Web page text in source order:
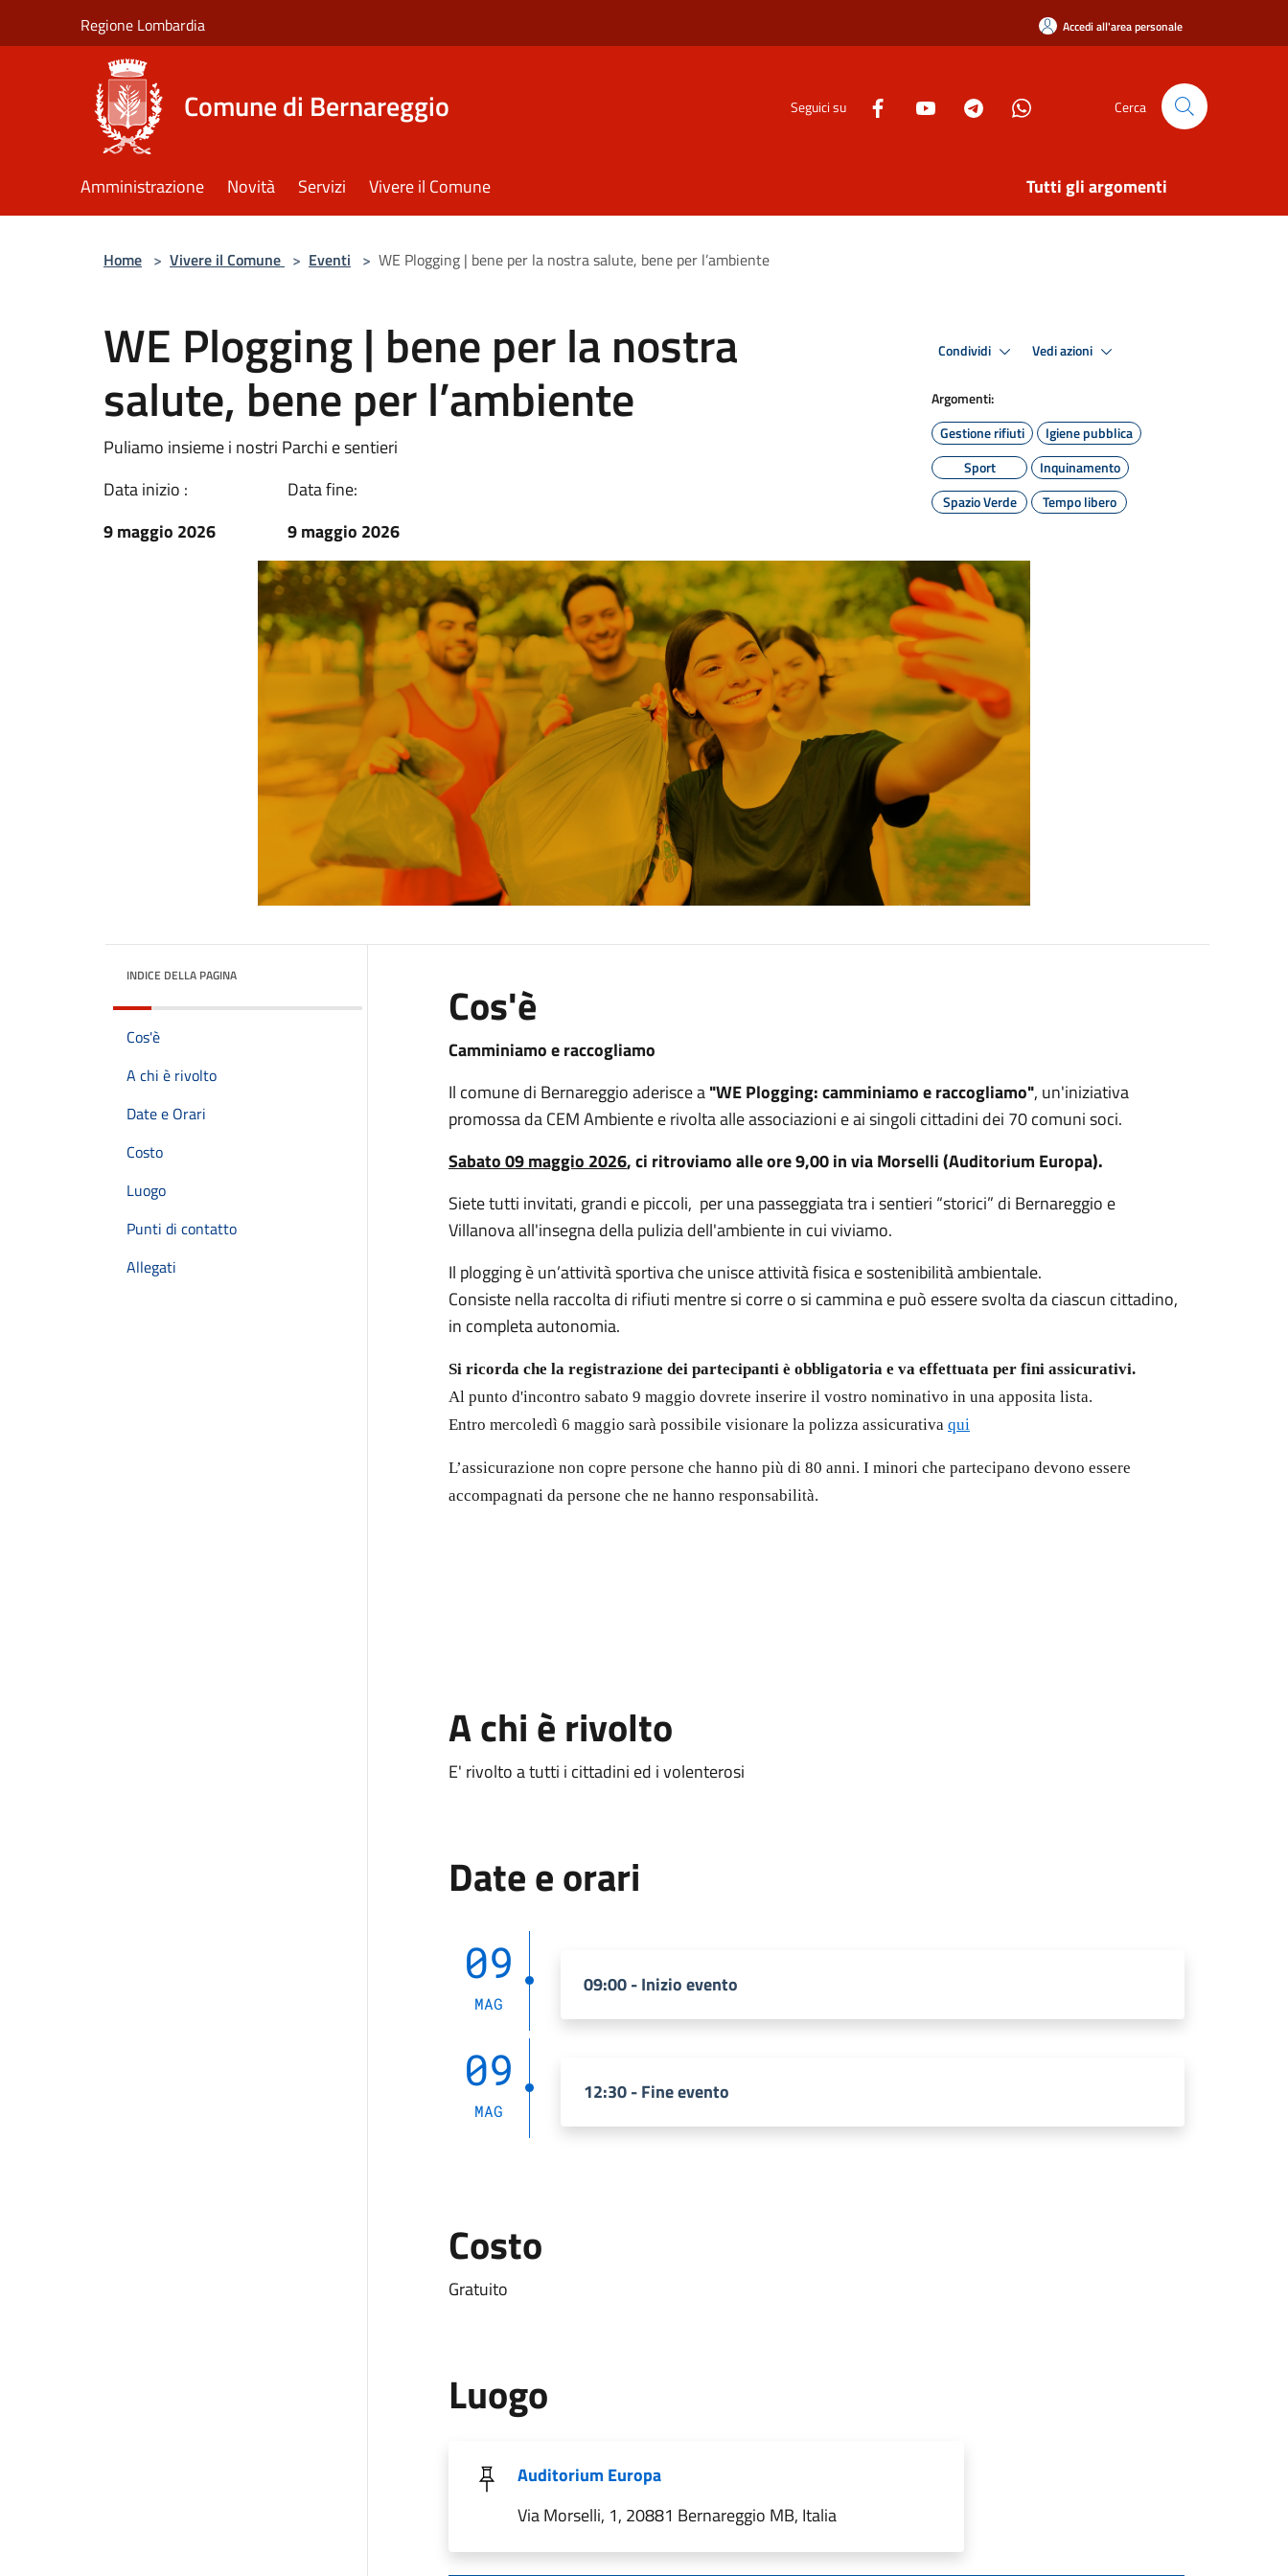
Regione Lombardia Accedi all'area personale
Comune di Bernareggio Seguici su Cerca
Amministrazione Novità Servizi Vivere il Comune Tutti gli argomenti
Home > Vivere il Comune > Eventi > WE Plogging | bene per la nostra salute, bene per l’ambiente
WE Plogging | bene per la nostra
salute, bene per l’ambiente
Puliamo insieme i nostri Parchi e sentieri
Data inizio :
9 maggio 2026
Data fine:
9 maggio 2026
Condividi Vedi azioni
Argomenti:
Gestione rifiuti
Igiene pubblica
Sport
Inquinamento
Spazio Verde
Tempo libero
INDICE DELLA PAGINA
Cos'è
A chi è rivolto
Date e Orari
Costo
Luogo
Punti di contatto
Allegati
Cos'è
Camminiamo e raccogliamo
Il comune di Bernareggio aderisce a"WE Plogging: camminiamo e raccogliamo", un'iniziativa
promossa da CEM Ambiente e rivolta alle associazioni e ai singoli cittadini dei 70 comuni soci.
Sabato 09 maggio 2026, ci ritroviamo alle ore 9,00 in via Morselli (Auditorium Europa).
Siete tutti invitati, grandi e piccoli, per una passeggiata tra i sentieri “storici” di Bernareggio e
Villanova all'insegna della pulizia dell'ambiente in cui viviamo.
Il plogging è un’attività sportiva che unisce attività fisica e sostenibilità ambientale.
Consiste nella raccolta di rifiuti mentre si corre o si cammina e può essere svolta da ciascun cittadino,
in completa autonomia.
Si ricorda che la registrazione dei partecipanti è obbligatoria e va effettuata per fini assicurativi.
Al punto d'incontro sabato 9 maggio dovrete inserire il vostro nominativo in una apposita lista.
Entro mercoledì 6 maggio sarà possibile visionare la polizza assicurativa qui
L’assicurazione non copre persone che hanno più di 80 anni. I minori che partecipano devono essere
accompagnati da persone che ne hanno responsabilità.
A chi è rivolto
E' rivolto a tutti i cittadini ed i volenterosi
Date e orari
09
MAG
09:00 - Inizio evento
09
MAG
12:30 - Fine evento
Costo
Gratuito
Luogo
Auditorium Europa
Via Morselli, 1, 20881 Bernareggio MB, Italia